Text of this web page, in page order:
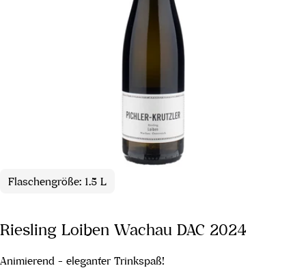
Flaschengröße: 1.5 L
Riesling Loiben Wachau DAC 2024
Animierend - eleganter Trinkspaß!